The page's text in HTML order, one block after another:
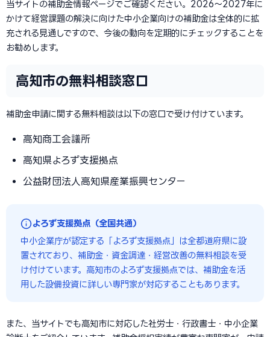
当サイトの補助金情報ページでご確認ください。2026〜2027年に
かけて経営課題の解決に向けた中小企業向けの補助金は全体的に拡
充される見通しですので、今後の動向を定期的にチェックすることを
お勧めします。
高知市の無料相談窓口
補助金申請に関する無料相談は以下の窓口で受け付けています。
高知商工会議所
高知県よろず支援拠点
公益財団法人高知県産業振興センター
よろず支援拠点（全国共通）
中小企業庁が認定する「よろず支援拠点」は全都道府県に設
置されており、補助金・資金調達・経営改善の無料相談を受
け付けています。高知市のよろず支援拠点では、補助金を活
用した設備投資に詳しい専門家が対応することもあります。
また、当サイトでも高知市に対応した社労士・行政書士・中小企業